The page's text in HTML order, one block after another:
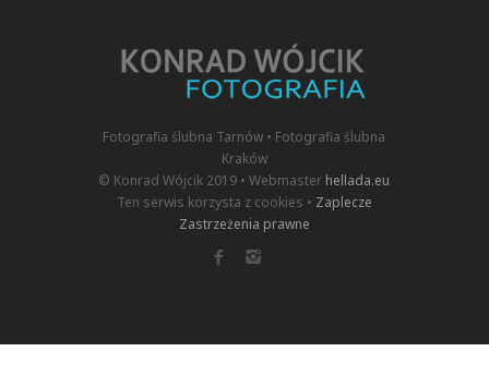
Fotografia ślubna Tarnów • Fotografia ślubna
Kraków
© Konrad Wójcik 2019 • Webmaster hellada.eu
Ten serwis korzysta z cookies • Zaplecze
Zastrzeżenia prawne